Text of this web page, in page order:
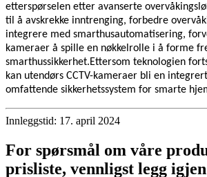
etterspørselen etter avanserte
til å avskrekke inntrenging, forbedre
integrere med smarthusautomatisering,
kameraer å spille en nøkkelrolle i å forme
smarthussikkerhet.Ettersom teknologien
kan utendørs CCTV-kameraer bli en
omfattende sikkerhetssystem for smarte
Innleggstid: 17. april 2024
For spørsmål om våre
prisliste, vennligst legg